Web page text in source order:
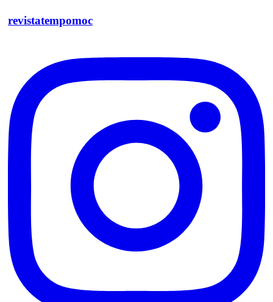
revistatempomoc